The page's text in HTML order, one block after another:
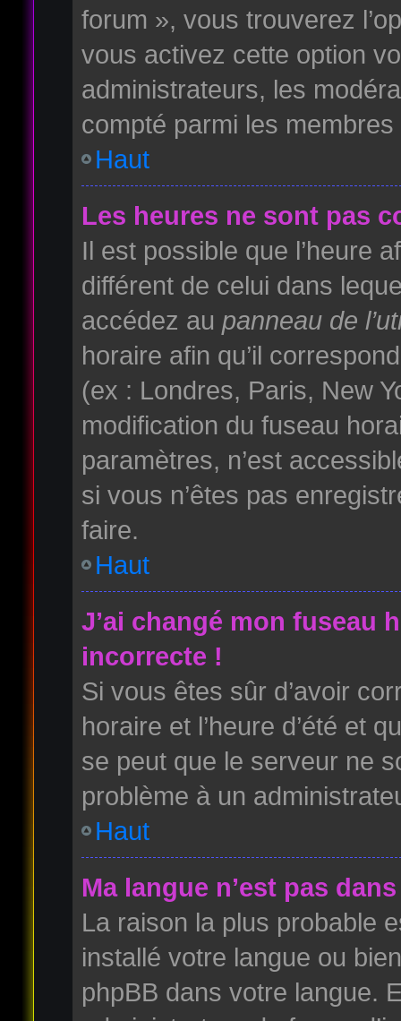
forum », vous trouverez
vous activez cette option
administrateurs, les
compté parmi les
Haut
Les heures ne sont pas
Il est possible que l’heure
différent de celui dans
accédez au panneau de
horaire afin qu’il
(ex : Londres, Paris, New
modification du fuseau
paramètres, n’est
si vous n’êtes pas
faire.
Haut
J’ai changé mon fuseau
incorrecte !
Si vous êtes sûr d’avoir
horaire et l’heure d’été et
se peut que le serveur ne
problème à un
Haut
Ma langue n’est pas
La raison la plus probable
installé votre langue ou
phpBB dans votre langue.